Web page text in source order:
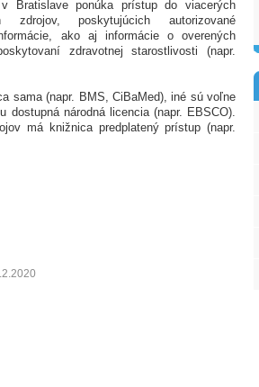
Bratislave ponúka prístup do viacerých
zdrojov, poskytujúcich autorizované
ako aj informácie o overených
zdravotnej starostlivosti (napr.
sama (napr. BMS, CiBaMed), iné sú voľne
dostupná národná licencia (napr. EBSCO).
má knižnica predplatený prístup (napr.